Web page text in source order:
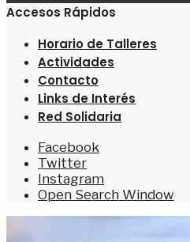
Accesos Rápidos
Horario de Talleres
Actividades
Contacto
Links de Interés
Red Solidaria
Facebook
Twitter
Instagram
Open Search Window